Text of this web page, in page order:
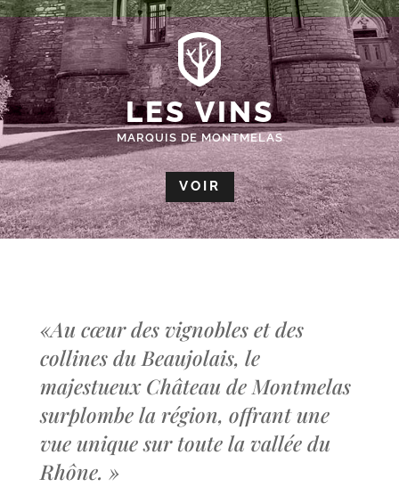
LES VINS
MARQUIS DE MONTMELAS
VOIR
«Au cœur des vignobles et des
collines du Beaujolais, le
majestueux Château de Montmelas
surplombe la région, offrant une
vue unique sur toute la vallée du
Rhône. »